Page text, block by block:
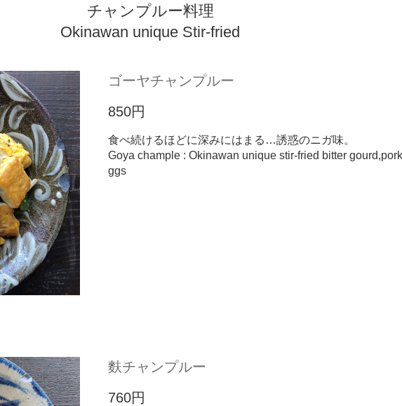
チャンプルー料理
Okinawan unique Stir-fried
ゴーヤチャンプルー
850円
食べ続けるほどに深みにはまる…誘惑のニガ味。
Goya chample : Okinawan unique stir-fried bitter
ggs
麩チャンプルー
760円